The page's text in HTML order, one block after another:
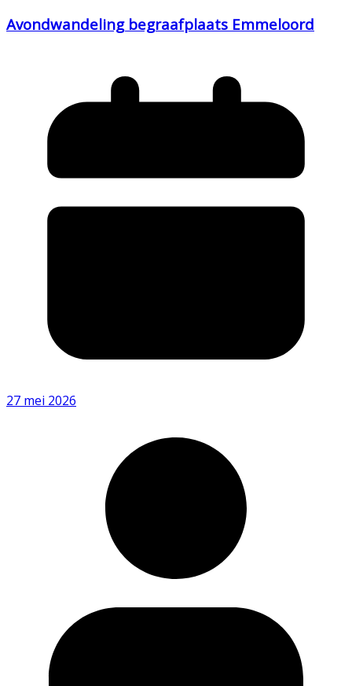
Avondwandeling begraafplaats Emmeloord
27 mei 2026